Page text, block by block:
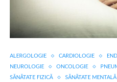
ALERGOLOGIE CARDIOLOGIE
NEUROLOGIE
ONCOLOGIE
SĂNĂTATE FIZICĂ
SĂNĂTATE MENTALĂ